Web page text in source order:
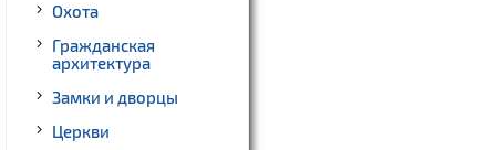
Охота
Гражданская
архитектура
Замки и дворцы
Церкви